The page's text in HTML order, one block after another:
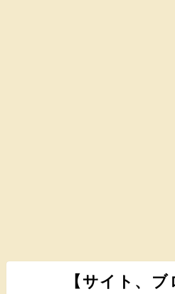
【サイト、